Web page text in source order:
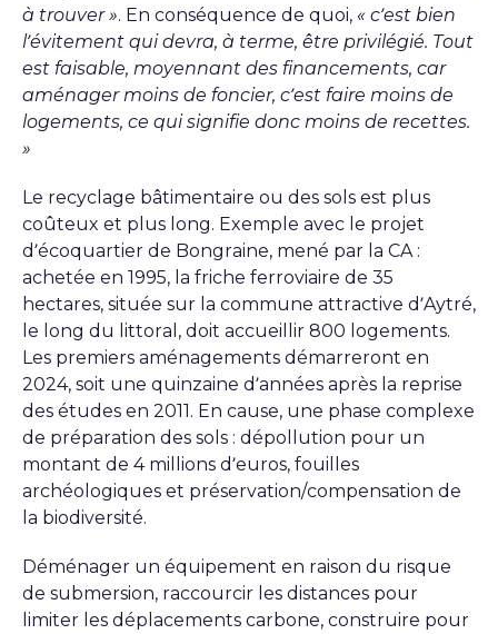
à trouver ». En conséquence de quoi, « c’est bien
l’évitement qui devra, à terme, être privilégié. Tout
est faisable, moyennant des financements, car
aménager moins de foncier, c’est faire moins de
logements, ce qui signifie donc moins de recettes.
»
Le recyclage bâtimentaire ou des sols est plus
coûteux et plus long. Exemple avec le projet
d’écoquartier de Bongraine, mené par la CA :
achetée en 1995, la friche ferroviaire de 35
hectares, située sur la commune attractive d’Aytré,
le long du littoral, doit accueillir 800 logements.
Les premiers aménagements démarreront en
2024, soit une quinzaine d’années après la reprise
des études en 2011. En cause, une phase complexe
de préparation des sols : dépollution pour un
montant de 4 millions d’euros, fouilles
archéologiques et préservation/compensation de
la biodiversité.
Déménager un équipement en raison du risque
de submersion, raccourcir les distances pour
limiter les déplacements carbone, construire pour